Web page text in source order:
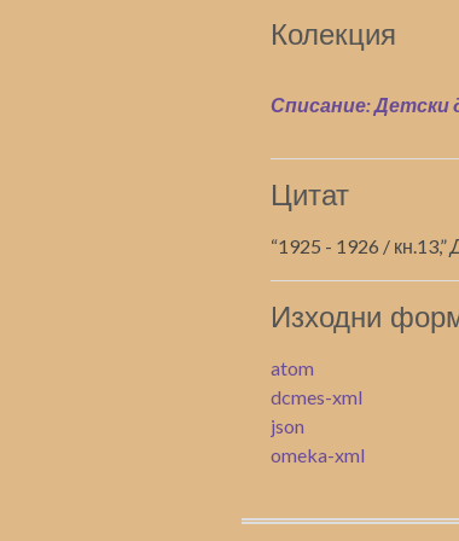
Колекция
Списание: Детски
Цитат
“1925 - 1926 / кн.13,”
Изходни
atom
dcmes-xml
json
omeka-xml